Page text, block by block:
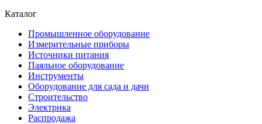
Каталог
Промышленное оборудование
Измерительные приборы
Источники питания
Паяльное оборудование
Инструменты
Оборудование для сада и дачи
Строительство
Электрика
Распродажа